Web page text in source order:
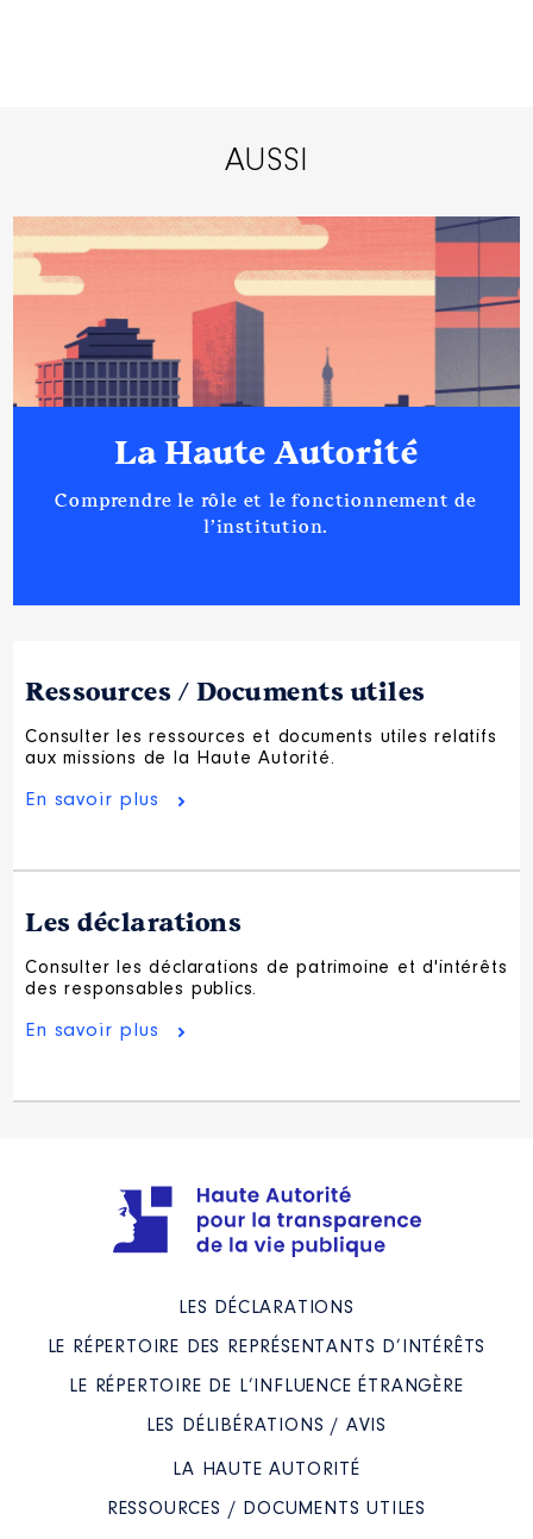
AUSSI
La Haute Autorité
Comprendre le rôle et le fonctionnement de
l’institution.
Ressources / Documents utiles
Consulter les ressources et documents utiles relatifs
aux missions de la Haute Autorité.
En savoir plus
Les déclarations
Consulter les déclarations de patrimoine et d'intérêts
des responsables publics.
En savoir plus
LES DÉCLARATIONS
LE RÉPERTOIRE DES REPRÉSENTANTS D’INTÉRÊTS
LE RÉPERTOIRE DE L’INFLUENCE ÉTRANGÈRE
LES DÉLIBÉRATIONS / AVIS
LA HAUTE AUTORITÉ
RESSOURCES / DOCUMENTS UTILES